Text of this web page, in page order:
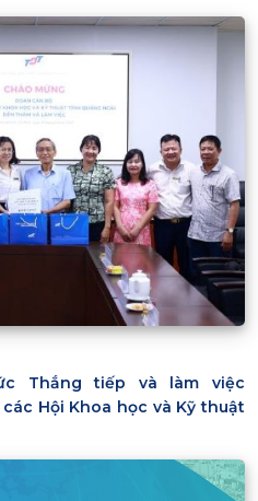
Thắng tiếp và làm việc
Hội Khoa học và Kỹ thuật